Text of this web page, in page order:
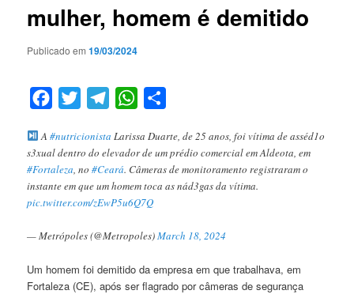
mulher, homem é demitido
Publicado em19/03/2024
Facebook
Twitter TelegramWhatsApp
A #nutricionista Larissa Duarte, de 25 anos, foi vítima de asséd1o
s3xual dentro do elevador de um prédio comercial em Aldeota, em
#Fortaleza, no#Ceará. Câmeras de monitoramento registraram o
instante em que um homem toca as nád3gas da vítima.
pic.twitter.com/zEwP5u6Q7Q
— Metrópoles (@Metropoles)March 18, 2024
Um homem foi demitido da empresa em que trabalhava, em
Fortaleza (CE), após ser flagrado por câmeras de segurança